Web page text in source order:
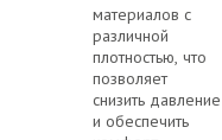
материалов с
различной
плотностью, что
позволяет
снизить давление
и обеспечить